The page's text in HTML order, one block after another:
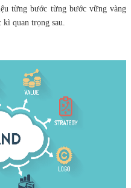
từng bước từng bước vững vàng
kì quan trọng sau.